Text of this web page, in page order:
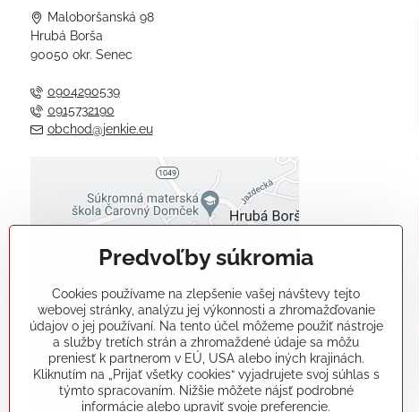
Maloboršanská 98
Hrubá Borša
90050 okr. Senec
0904290539
0915732190
obchod@jenkie.eu
Externý obsah je blokovaný
Prajete si načítať externý obsah?
Povoliť tentokrát
Povoliť a zapamätať - súhlas s
druhom cookie: Funkčné
Otvoriť obsah v novom okne
Predvoľby súkromia
Cookies používame na zlepšenie vašej návštevy tejto
webovej stránky, analýzu jej výkonnosti a zhromažďovanie
údajov o jej používaní. Na tento účel môžeme použiť nástroje
a služby tretích strán a zhromaždené údaje sa môžu
preniesť k partnerom v EÚ, USA alebo iných krajinách.
Kliknutím na „Prijať všetky cookies“ vyjadrujete svoj súhlas s
týmto spracovaním. Nižšie môžete nájsť podrobné
informácie alebo upraviť svoje preferencie.